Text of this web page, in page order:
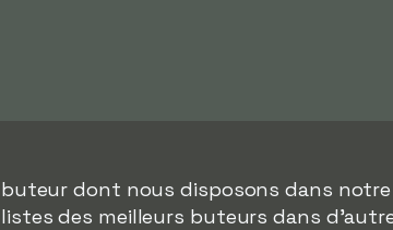
dont nous disposons dans notre
des meilleurs buteurs dans